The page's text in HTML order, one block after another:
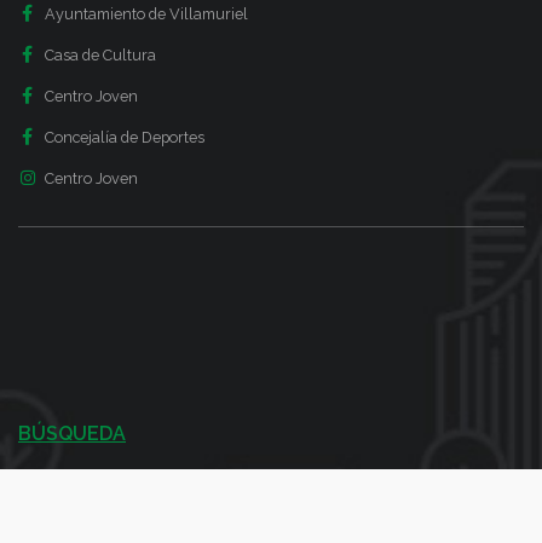
Ayuntamiento de Villamuriel
Casa de Cultura
Centro Joven
Concejalía de Deportes
Centro Joven
BÚSQUEDA